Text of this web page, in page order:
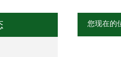
您现在的